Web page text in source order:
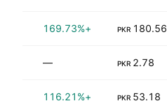
180.56
PKR
+169.73%
2.78
PKR
—
53.18
PKR
+116.21%